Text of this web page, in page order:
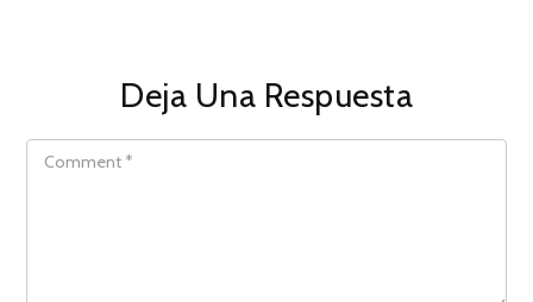
Deja Una Respuesta
COMMENT